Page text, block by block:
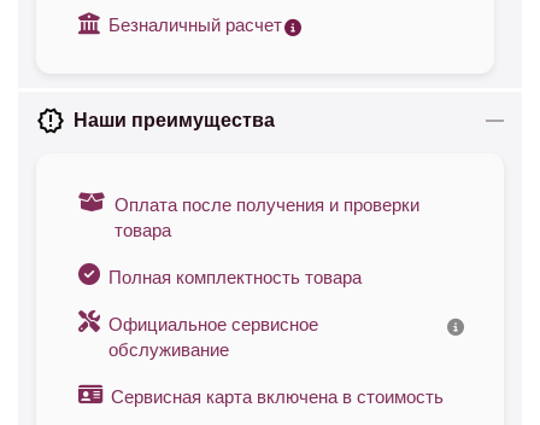
Безналичный расчет
Наши преимущества
Оплата после получения и проверки
товара
Полная комплектность товара
Официальное сервисное
обслуживание
Сервисная карта включена в стоимость